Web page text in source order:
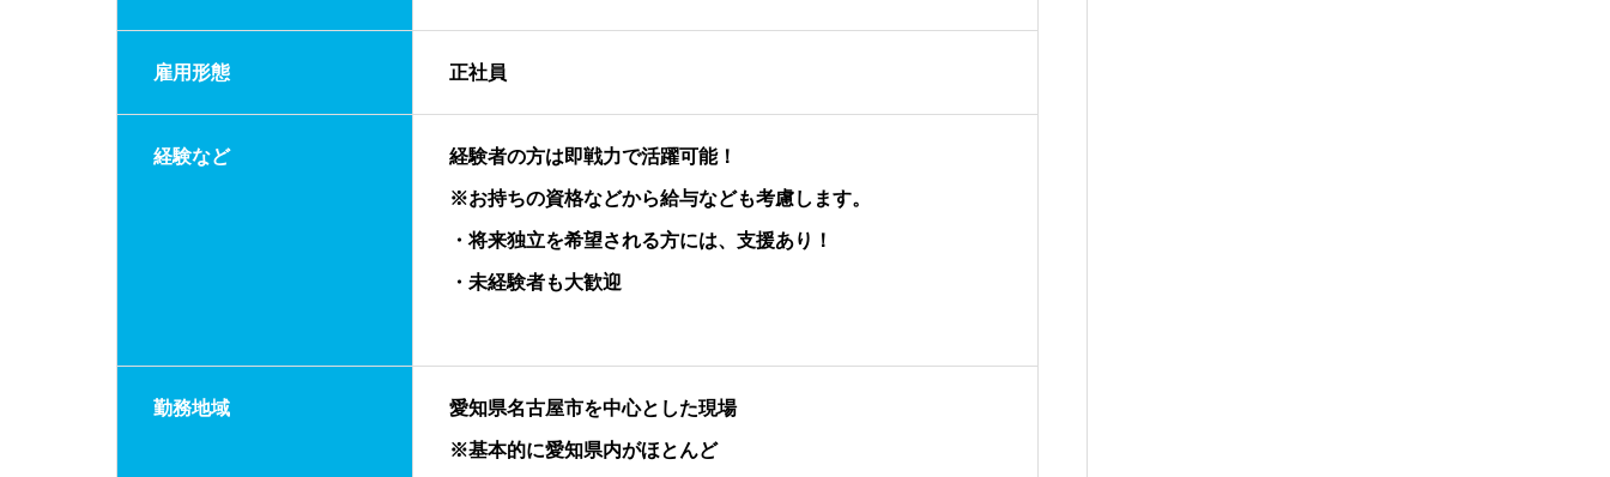
雇用形態 正社員
経験など 経験者の方は即戦力で活躍可能！
※お持ちの資格などから給与なども考慮します。
・将来独立を希望される方には、支援あり！
・未経験者も大歓迎
勤務地域 愛知県名古屋市を中心とした現場
※基本的に愛知県内がほとんど